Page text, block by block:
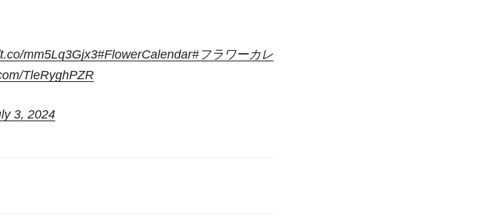
mm5Lq3Gjx3#FlowerCalendar#フラワーカレ
TleRyghPZR
3, 2024